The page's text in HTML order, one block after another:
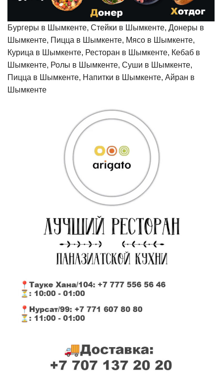
Бургеры в Шымкенте, Стейки в Шымкенте, Донеры в
Шымкенте, Пицца в Шымкенте, Мясо в Шымкенте,
Курица в Шымкенте, Ресторан в Шымкенте, Кебаб в
Шымкенте, Ролы в Шымкенте, Суши в Шымкенте,
Пицца в Шымкенте, Напитки в Шымкенте, Айран в
Шымкенте